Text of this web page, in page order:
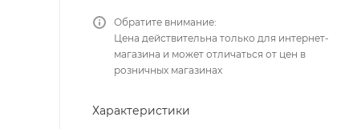
Обратите внимание:
Цена действительна только для интернет-
магазина и может отличаться от цен в
розничных магазинах
Характеристики